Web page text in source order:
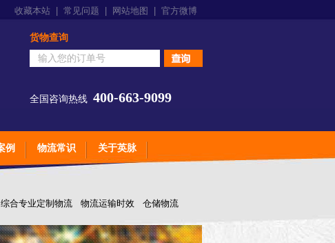
收藏本站 常见问题 网站地图 官方微博
货物查询
全国咨询热线 400-663-9099
例 物流常识 关于英脉
综合专业定制物流 物流运输时效 仓储物流